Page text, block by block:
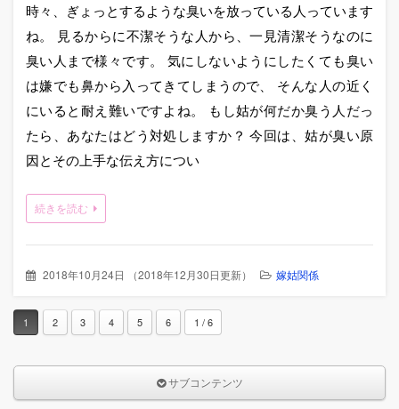
時々、ぎょっとするような臭いを放っている人っています
ね。 見るからに不潔そうな人から、一見清潔そうなのに
臭い人まで様々です。 気にしないようにしたくても臭い
は嫌でも鼻から入ってきてしまうので、 そんな人の近く
にいると耐え難いですよね。 もし姑が何だか臭う人だっ
たら、あなたはどう対処しますか？ 今回は、姑が臭い原
因とその上手な伝え方につい
続きを読む
2018年10月24日 （2018年12月30日更新） 嫁姑関係
1 2 3 4 5 6 1 / 6
サブコンテンツ